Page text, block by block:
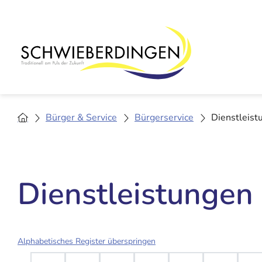
Bürger & Service Bürgerservice
Dienstleistungen
Alphabetisches Register überspringen